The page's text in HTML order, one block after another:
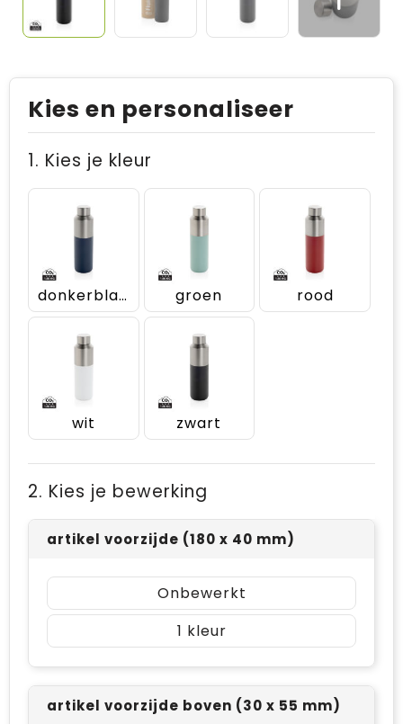
Kies en personaliseer
1. Kies je kleur
donkerblauw groen rood
wit zwart
2. Kies je bewerking
artikel voorzijde (180 x 40 mm)
Onbewerkt
1
artikel voorzijde boven (30 x 55 mm)